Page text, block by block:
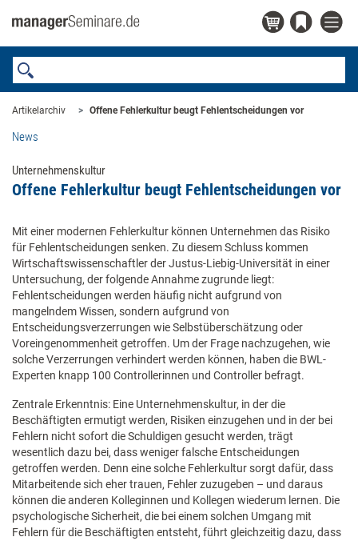
Artikelarchiv Offene Fehlerkultur beugt Fehlentscheidungen vor
News
Unternehmenskultur
Offene Fehlerkultur beugt Fehlentscheidungen vor
Mit einer modernen Fehlerkultur können Unternehmen das Risiko
für Fehlentscheidungen senken. Zu diesem Schluss kommen
Wirtschaftswissenschaftler der Justus-Liebig-Universität in einer
Untersuchung, der folgende Annahme zugrunde liegt:
Fehlentscheidungen werden häufig nicht aufgrund von
mangelndem Wissen, sondern aufgrund von
Entscheidungsverzerrungen wie Selbstüberschätzung oder
Voreingenommenheit getroffen. Um der Frage nachzugehen, wie
solche Verzerrungen verhindert werden können, haben die BWL-
Experten knapp 100 Controllerinnen und Controller befragt.
Zentrale Erkenntnis: Eine Unternehmenskultur, in der die
Beschäftigten ermutigt werden, Risiken einzugehen und in der bei
Fehlern nicht sofort die Schuldigen gesucht werden, trägt
wesentlich dazu bei, dass weniger falsche Entscheidungen
getroffen werden. Denn eine solche Fehlerkultur sorgt dafür, dass
Mitarbeitende sich eher trauen, Fehler zuzugeben – und daraus
können die anderen Kolleginnen und Kollegen wiederum lernen. Die
psychologische Sicherheit, die bei einem solchen Umgang mit
Fehlern für die Beschäftigten entsteht, führt gleichzeitig dazu, dass